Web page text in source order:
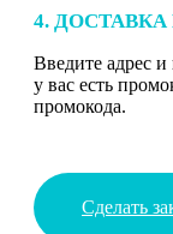
4.
Введите адрес и
у вас есть
промокода.
Сделать